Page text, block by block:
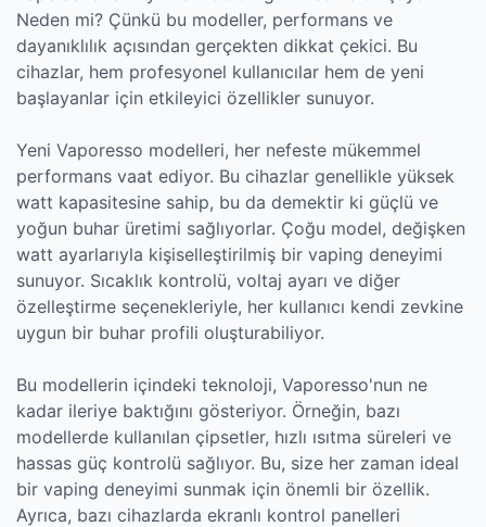
Neden mi? Çünkü bu modeller, performans ve
dayanıklılık açısından gerçekten dikkat çekici. Bu
cihazlar, hem profesyonel kullanıcılar hem de yeni
başlayanlar için etkileyici özellikler sunuyor.
Yeni Vaporesso modelleri, her nefeste mükemmel
performans vaat ediyor. Bu cihazlar genellikle yüksek
watt kapasitesine sahip, bu da demektir ki güçlü ve
yoğun buhar üretimi sağlıyorlar. Çoğu model, değişken
watt ayarlarıyla kişiselleştirilmiş bir vaping deneyimi
sunuyor. Sıcaklık kontrolü, voltaj ayarı ve diğer
özelleştirme seçenekleriyle, her kullanıcı kendi zevkine
uygun bir buhar profili oluşturabiliyor.
Bu modellerin içindeki teknoloji, Vaporesso'nun ne
kadar ileriye baktığını gösteriyor. Örneğin, bazı
modellerde kullanılan çipsetler, hızlı ısıtma süreleri ve
hassas güç kontrolü sağlıyor. Bu, size her zaman ideal
bir vaping deneyimi sunmak için önemli bir özellik.
Ayrıca, bazı cihazlarda ekranlı kontrol panelleri